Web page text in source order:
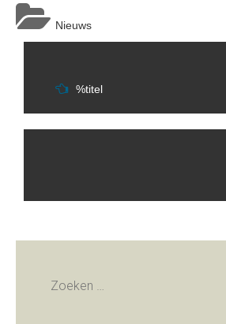
Nieuws
Berichtnavigatie
%titel
Zoeken